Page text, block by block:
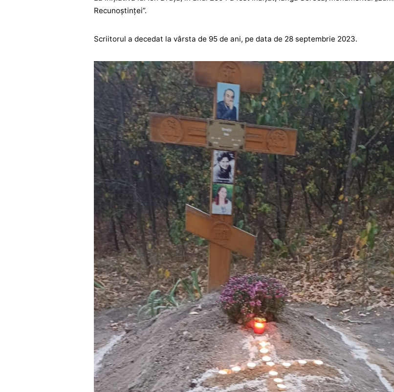
Recunoștinței”.
Scriitorul a decedat la vârsta de 95 de ani, pe data de 28 septembrie 2023.